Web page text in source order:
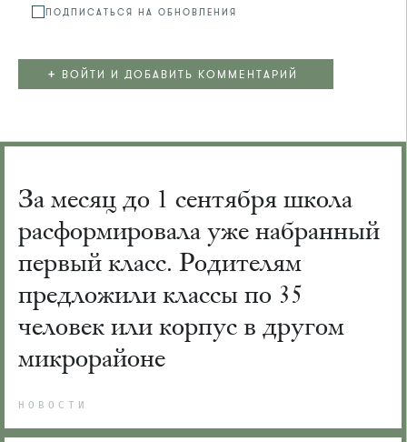
ПОДПИСАТЬСЯ НА ОБНОВЛЕНИЯ
+ ВОЙТИ И ДОБАВИТЬ КОММЕНТАРИЙ
За месяц до 1 сентября школа
расформировала уже набранный
первый класс. Родителям
предложили классы по 35
человек или корпус в другом
микрорайоне
НОВОСТИ